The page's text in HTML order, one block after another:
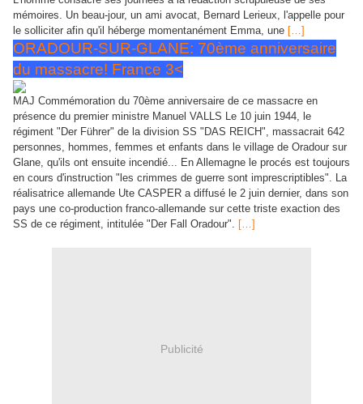
mémoires. Un beau-jour, un ami avocat, Bernard Lerieux, l'appelle pour
le solliciter afin qu'il héberge momentanément Emma, une […]
ORADOUR-SUR-GLANE: 70ème anniversaire
du massacre! France 3<
MAJ Commémoration du 70ème anniversaire de ce massacre en
présence du premier ministre Manuel VALLS Le 10 juin 1944, le
régiment "Der Führer" de la division SS "DAS REICH", massacrait 642
personnes, hommes, femmes et enfants dans le village de Oradour sur
Glane, qu'ils ont ensuite incendié... En Allemagne le procés est toujours
en cours d'instruction "les crimmes de guerre sont imprescriptibles". La
réalisatrice allemande Ute CASPER a diffusé le 2 juin dernier, dans son
pays une co-production franco-allemande sur cette triste exaction des
SS de ce régiment, intitulée "Der Fall Oradour". […]
Publicité